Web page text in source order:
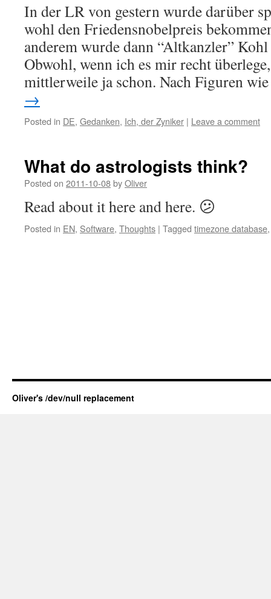
In der LR von gestern wurde darüber
wohl den Friedensnobelpreis
anderem wurde dann “Altkanzler”
Obwohl, wenn ich es mir recht
mittlerweile ja schon. Nach Figuren
→
Posted in DE, Gedanken, Ich, der Zyniker | Leave a comment
What do astrologists think?
Posted on 2011-10-08byOliver
Read about it here and here. 😕
Posted in EN, Software, Thoughts | Tagged timezone database
Oliver's /dev/null replacement